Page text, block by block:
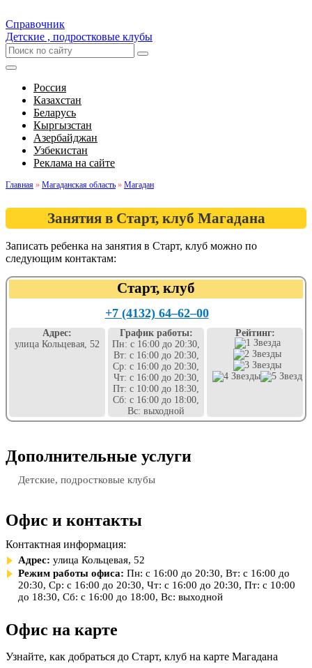
Справочник
Детские , подростковые клубы
Россия
Казахстан
Беларусь
Кыргызстан
Азербайджан
Узбекистан
Реклама на сайте
Главная » Магаданская область » Магадан
Занятия в Старт, клуб Магадана
Записать ребенка на занятия в Старт, клуб можно по
следующим контактам:
Старт, клуб
+7 (4132) 64‒62‒00
Адрес:
улица Кольцевая, 52
График работы:
Пн: с 16:00 до 20:30,
Вт: с 16:00 до 20:30,
Ср: с 16:00 до 20:30,
Чт: с 16:00 до 20:30,
Пт: с 10:00 до 18:30,
Сб: с 16:00 до 18:00,
Вс: выходной
Рейтинг:
Дополнительные услуги
Детские, подростковые клубы
Офис и контакты
Контактная информация:
Адрес: улица Кольцевая, 52
Режим работы офиса: Пн: с 16:00 до 20:30, Вт: с 16:00 до
20:30, Ср: с 16:00 до 20:30, Чт: с 16:00 до 20:30, Пт: с 10:00
до 18:30, Сб: с 16:00 до 18:00, Вс: выходной
Офис на карте
Узнайте, как добраться до Старт, клуб на карте Магадана